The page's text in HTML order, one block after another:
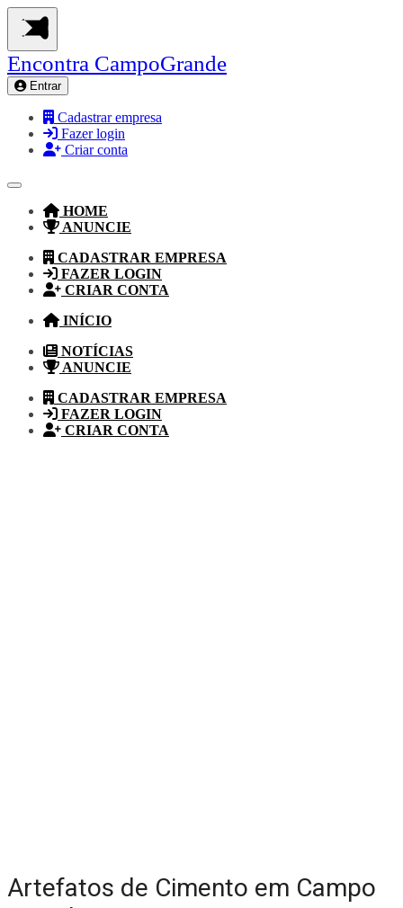
Encontra CampoGrande
Entrar
Cadastrar empresa
Fazer login
Criar conta
HOME
ANUNCIE
CADASTRAR EMPRESA
FAZER LOGIN
CRIAR CONTA
INÍCIO
NOTÍCIAS
ANUNCIE
CADASTRAR EMPRESA
FAZER LOGIN
CRIAR CONTA
Artefatos de Cimento em Campo